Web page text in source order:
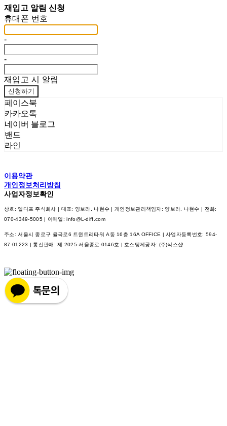
재입고 알림 신청
휴대폰 번호
-
-
재입고 시 알림
신청하기
페이스북
카카오톡
네이버 블로그
밴드
라인
이용약관
개인정보처리방침
사업자정보확인
상호: 엘디프 주식회사 | 대표: 양보라, 나현수 | 개인정보관리책임자: 양보라, 나현수 | 전화:
070-4349-5005 | 이메일: info@L-diff.com
주소: 서울시 종로구 율곡로6 트윈트리타워 A동 16층 16A OFFICE | 사업자등록번호: 594-
87-01223 | 통신판매:제 2025-서울종로-0146호 | 호스팅제공자: (주)식스샵